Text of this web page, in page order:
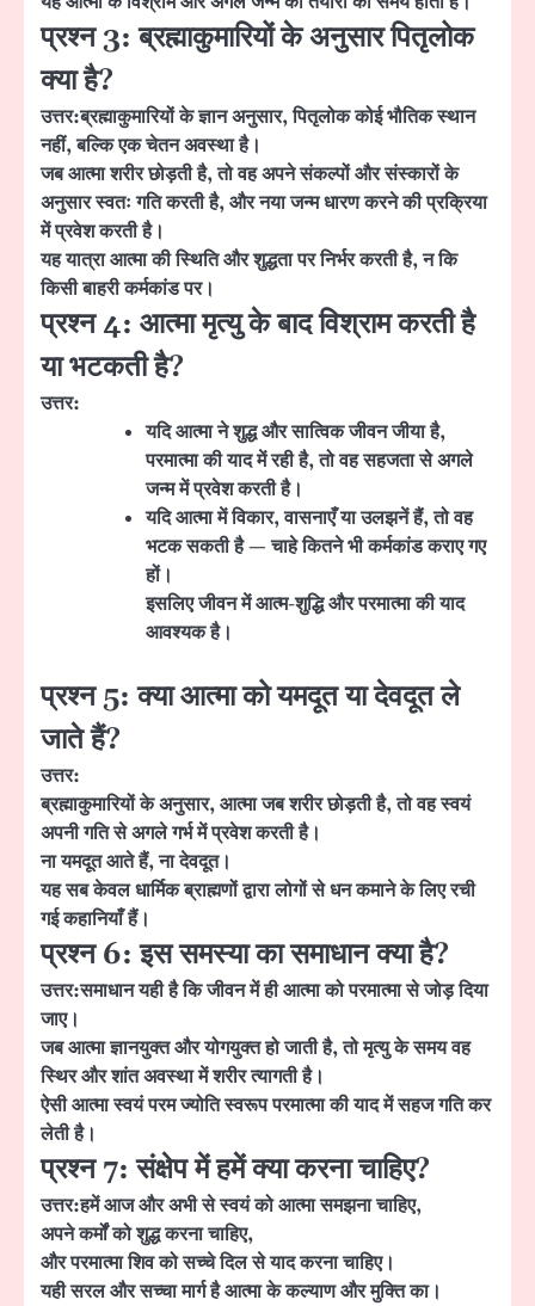
प्रश्न 3: ब्रह्माकुमारियों के अनुसार पितृलोक
क्या है?
उत्तर:ब्रह्माकुमारियों के ज्ञान अनुसार, पितृलोक कोई भौतिक स्थान
नहीं, बल्कि एकचेतन अवस्थाहै।
जब आत्मा शरीर छोड़ती है, तो वह अपने संकल्पों और संस्कारों के
अनुसार स्वतः गति करती है, और नया जन्म धारण करने की प्रक्रिया
में प्रवेश करती है।
यह यात्रा आत्मा की स्थिति और शुद्धता पर निर्भर करती है, न कि
किसी बाहरी कर्मकांड पर।
प्रश्न 4: आत्मा मृत्यु के बाद विश्राम करती है
या भटकती है?
उत्तर:
यदि आत्मा ने शुद्ध और सात्विक जीवन जीया है,
परमात्मा की याद में रही है, तो वह सहजता से अगले
जन्म में प्रवेश करती है।
यदि आत्मा में विकार, वासनाएँ या उलझनें हैं, तो वह
भटक सकती है — चाहे कितने भी कर्मकांड कराए गए
हों।
इसलिए जीवन में आत्म-शुद्धि और परमात्मा की याद
आवश्यक है।
प्रश्न 5: क्या आत्मा को यमदूत या देवदूत ले
जाते हैं?
उत्तर:
ब्रह्माकुमारियों के अनुसार, आत्मा जब शरीर छोड़ती है, तो वह स्वयं
अपनी गति से अगले गर्भ में प्रवेश करती है।
ना यमदूत आते हैं, ना देवदूत।
यह सब केवल धार्मिक ब्राह्मणों द्वारा लोगों से धन कमाने के लिए रची
गई कहानियाँ हैं।
प्रश्न 6: इस समस्या का समाधान क्या है?
उत्तर:समाधान यही है किजीवन में ही आत्मा को परमात्मा से जोड़ दिया
जाए।
जब आत्मा ज्ञानयुक्त और योगयुक्त हो जाती है, तो मृत्यु के समय वह
स्थिर और शांत अवस्था में शरीर त्यागती है।
ऐसी आत्मा स्वयं परम ज्योति स्वरूप परमात्मा की याद में सहज गति कर
लेती है।
प्रश्न 7: संक्षेप में हमें क्या करना चाहिए?
उत्तर:हमें आज और अभी से स्वयं को आत्मा समझना चाहिए,
अपने कर्मों को शुद्ध करना चाहिए,
और परमात्मा शिव को सच्चे दिल से याद करना चाहिए।
यही सरल और सच्चा मार्ग है आत्मा के कल्याण और मुक्ति का।